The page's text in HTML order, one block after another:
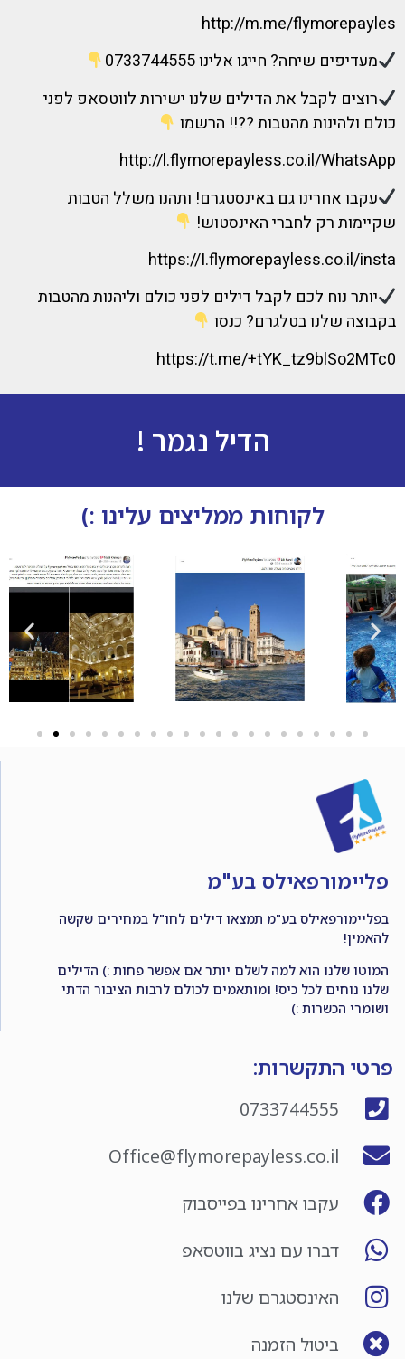
http://m.me/flymorepayles
מעדיפים שיחה? חייגו אלינו 0733744555
רוצים לקבל את הדילים שלנו ישירות לווטסאפ לפני
כולם ולהינות מהטבות ??!! הרשמו
http://l.flymorepayless.co.il/WhatsApp
עקבו אחרינו גם באינסטגרם! ותהנו משלל הטבות
שקיימות רק לחברי האינסטוש!
https://I.flymorepayless.co.il/insta
יותר נוח לכם לקבל דילים לפני כולם וליהנות מהטבות
בקבוצה שלנו בטלגרם? כנסו
https://t.me/+tYK_tz9blSo2MTc0
הדיל נגמר !
לקוחות ממליצים עלינו :)
פליימורפאילס בע"מ
בפליימורפאילס בע"מ תמצאו דילים לחו"ל במחירים שקשה
להאמין!
המוטו שלנו הוא למה לשלם יותר אם אפשר פחות :) הדילים
שלנו נוחים לכל כיס! ומותאמים לכולם לרבות הציבור הדתי
ושומרי הכשרות :)
פרטי התקשרות:
0733744555
Office@flymorepayless.co.il
עקבו אחרינו בפייסבוק
דברו עם נציג בווטסאפ
האינסטגרם שלנו
ביטול הזמנה